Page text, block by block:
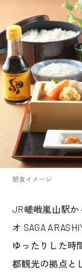
朝食イメージ
JR嵯峨嵐山駅か
オ SAGA
ゆったりした時
都観光の拠点と